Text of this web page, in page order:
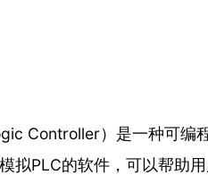
Controller）是一种可编
拟PLC的软件，可以帮助